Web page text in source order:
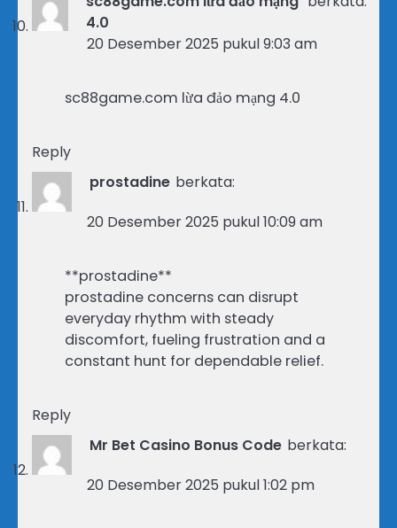
4.0
20 Desember 2025 pukul 9:03 am
sc88game.com lừa đảo mạng 4.0
Reply
prostadine berkata:
20 Desember 2025 pukul 10:09 am
**prostadine**
prostadine concerns can disrupt
everyday rhythm with steady
discomfort, fueling frustration and a
constant hunt for dependable relief.
Reply
Mr Bet Casino Bonus Code berkata:
20 Desember 2025 pukul 1:02 pm